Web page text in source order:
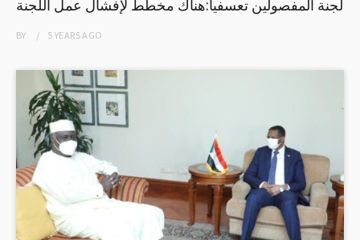
لجنة المفصولين تعسفياً:هناك مخطط لإفشال عمل اللجنة
BY 5 YEARSAGO